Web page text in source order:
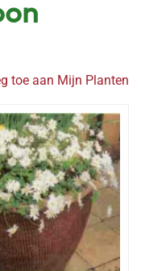
toe aan Mijn Planten